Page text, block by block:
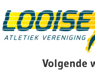
to
content
Volgende